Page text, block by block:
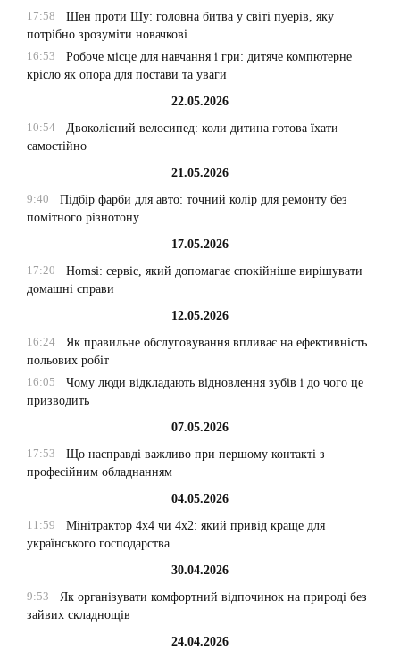
17:58
Шен проти Шу: головна битва у світі пуерів, яку
потрібно зрозуміти новачкові
16:53
Робоче місце для навчання і гри: дитяче компютерне
крісло як опора для постави та уваги
22.05.2026
10:54
Двоколісний велосипед: коли дитина готова їхати
самостійно
21.05.2026
9:40
Підбір фарби для авто: точний колір для ремонту без
помітного різнотону
17.05.2026
17:20
Homsi: сервіс, який допомагає спокійніше вирішувати
домашні справи
12.05.2026
16:24
Як правильне обслуговування впливає на ефективність
польових робіт
16:05
Чому люди відкладають відновлення зубів і до чого це
призводить
07.05.2026
17:53
Що насправді важливо при першому контакті з
професійним обладнанням
04.05.2026
11:59
Мінітрактор 4х4 чи 4х2: який привід краще для
українського господарства
30.04.2026
9:53
Як організувати комфортний відпочинок на природі без
зайвих складнощів
24.04.2026